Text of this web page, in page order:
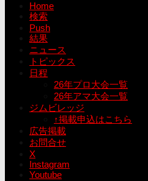
Home
検索
Push
結果
ニュース
トピックス
日程
26年プロ大会一覧
26年アマ大会一覧
ジムビレッジ
↑掲載申込はこちら
広告掲載
お問合せ
X
Instagram
Youtube